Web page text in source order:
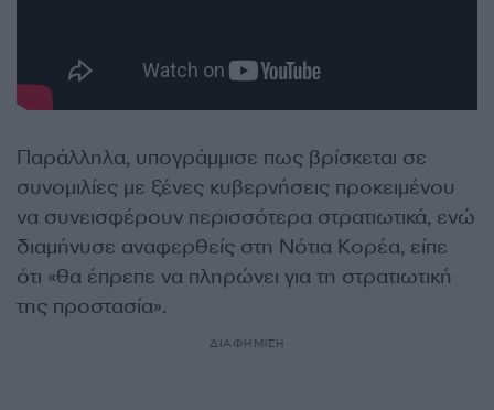
Παράλληλα, υπογράμμισε πως βρίσκεται σε
συνομιλίες με ξένες κυβερνήσεις προκειμένου
να συνεισφέρουν περισσότερα στρατιωτικά, ενώ
διαμήνυσε αναφερθείς στη Νότια Κορέα, είπε
ότι «θα έπρεπε να πληρώνει για τη στρατιωτική
της προστασία».
ΔΙΑΦΗΜΙΣΗ